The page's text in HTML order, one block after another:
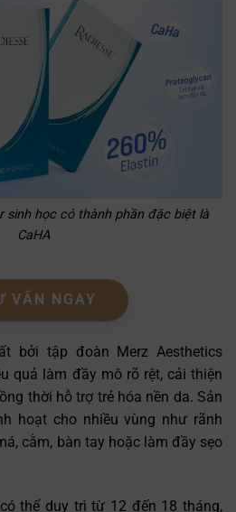
sinh học có thành phần đặc biệt là
CaHA
VẤN NGAY
bởi tập đoàn Merz Aesthetics
quả làm đầy mô rõ rệt, cải thiện
thời hỗ trợ trẻ hóa nền da. Sản
hoạt cho nhiều vùng như rãnh
cằm, bàn tay hoặc làm đầy sẹo
thể duy trì từ 12 đến 18 tháng,